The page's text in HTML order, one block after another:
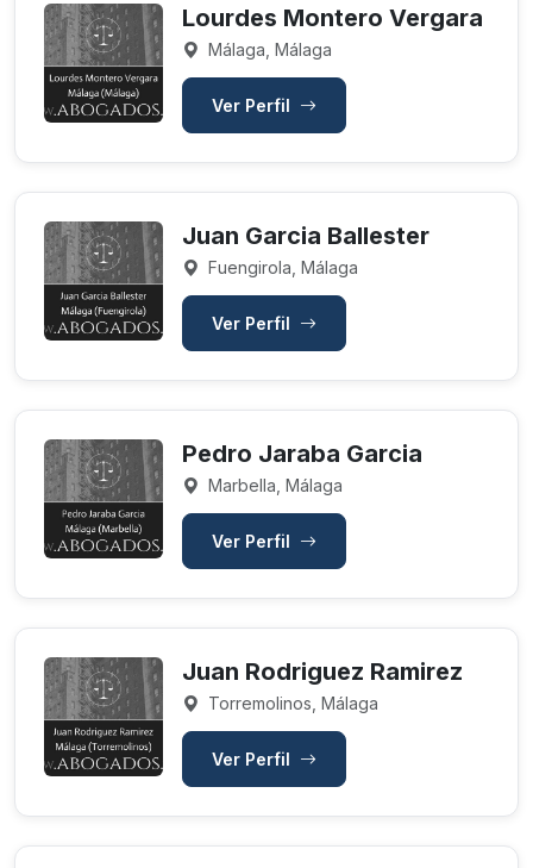
Lourdes Montero Vergara
Málaga, Málaga
Ver Perfil
Juan Garcia Ballester
Fuengirola, Málaga
Ver Perfil
Pedro Jaraba Garcia
Marbella, Málaga
Ver Perfil
Juan Rodriguez Ramirez
Torremolinos, Málaga
Ver Perfil